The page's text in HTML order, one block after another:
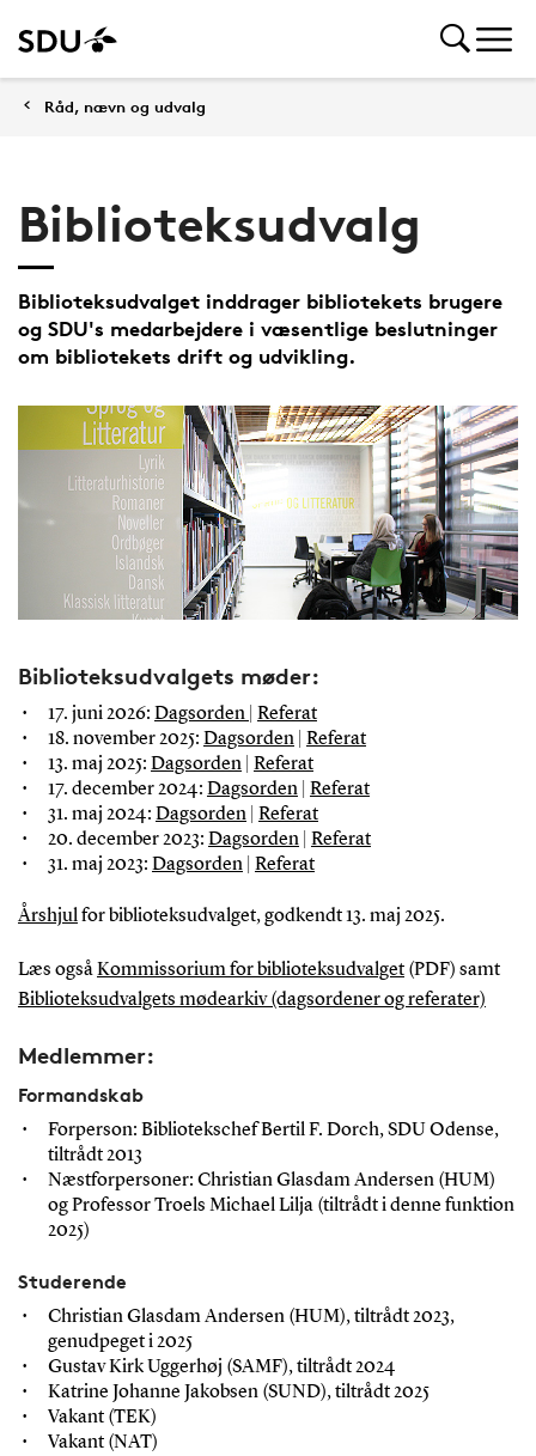
Råd, nævn og udvalg
Biblioteksudvalg
Biblioteksudvalget inddrager bibliotekets brugere
og SDU's medarbejdere i væsentlige beslutninger
om bibliotekets drift og udvikling.
Biblioteksudvalgets møder:
17. juni 2026: Dagsorden
Referat
18. november 2025: Dagsorden| Referat
13. maj 2025: Dagsorden| Referat
17. december 2024: Dagsorden| Referat
31. maj 2024: Dagsorden| Referat
20. december 2023: Dagsorden| Referat
31. maj 2023: Dagsorden| Referat
Årshjulfor biblioteksudvalget, godkendt 13. maj 2025.
Læs ogsåKommissorium for biblioteksudvalget(PDF) samt
Biblioteksudvalgets mødearkiv (dagsordener og referater)
Medlemmer:
Formandskab
Forperson: Bibliotekschef Bertil F. Dorch, SDU Odense,
tiltrådt 2013
Næstforpersoner: Christian Glasdam Andersen (HUM)
og Professor Troels Michael Lilja (tiltrådt i denne funktion
2025)
Studerende
Christian Glasdam Andersen (HUM), tiltrådt 2023,
genudpeget i 2025
Gustav Kirk Uggerhøj (SAMF), tiltrådt 2024
Katrine Johanne Jakobsen (SUND), tiltrådt 2025
Vakant (TEK)
Vakant (NAT)